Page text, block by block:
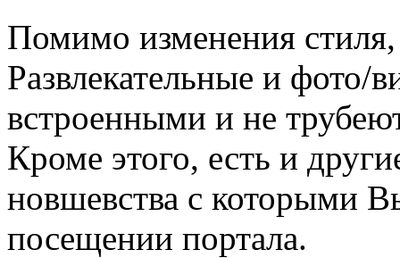
Помимо изменения
Развлекательные и фото/
встроенными и не
Кроме этого, есть и
новшевства с которыми
посещении портала.